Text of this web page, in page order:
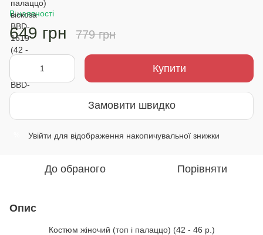
В наявності
649 грн 779 грн
Купити
Замовити швидко
Увійти для відображення накопичувальної знижки
До обраного Порівняти
Опис
Костюм жіночий (топ і палаццо) (42 - 46 р.)